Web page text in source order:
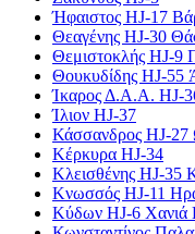
Ήφαιστος HJ-17
Θεαγένης HJ-30
Θεμιστοκλής HJ-9
Θουκυδίδης HJ-55
Ίκαρος Δ.Α.Α. HJ-
Ίλιον HJ-37
Κάσσανδρος HJ-27
Κέρκυρα HJ-34
Κλεισθένης HJ-35
Κνωσσός HJ-11
Κύδων HJ-6 Χανιά